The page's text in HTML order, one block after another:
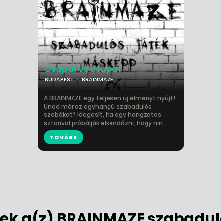
Csapat vs csapat
BUDAPEST BRAINMAZE
A BRAINMAZE egy teljesen új élményt nyújt!
Unod már az egyhangú szabadulós
szobákat? Idegesít, ha egy hangzatos
sztorival próbálják elkendőzni, hogy nin...
TOVÁBB